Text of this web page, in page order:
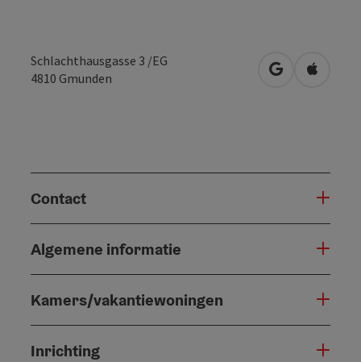
Schlachthausgasse 3 /EG
4810 Gmunden Openen in
Contact
Algemene informatie
Kamers/vakantiewoningen
Inrichting